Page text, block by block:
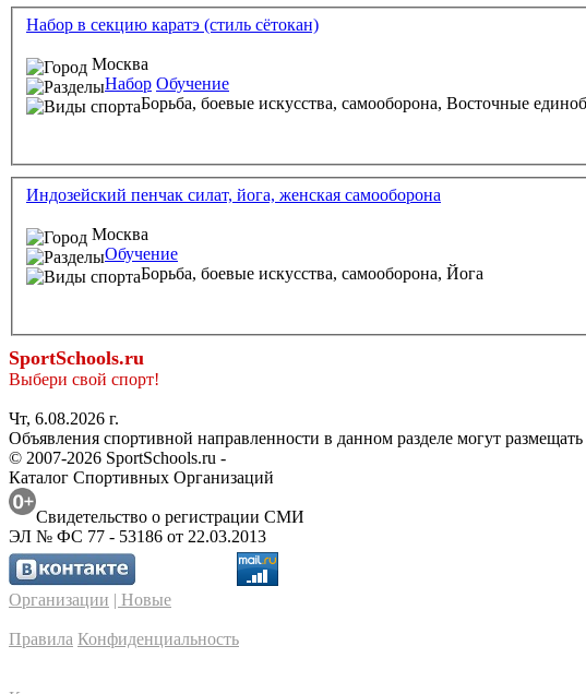
Набор в секцию каратэ (стиль сётокан)
Москва
Набор Обучение
Борьба, боевые искусства, самооборона, Восточные
Индозейский пенчак силат, йога, женская самооборона
Москва
Обучение
Борьба, боевые искусства, самооборона, Йога
SportSchools.ru
Выбери свой спорт!
Чт, 6.08.2026 г.
Объявления спортивной направленности в данном разделе могут
© 2007-2026 SportSchools.ru -
Каталог Спортивных Организаций
Свидетельство о регистрации СМИ
ЭЛ № ФС 77 - 53186 от 22.03.2013
Организации | Новые
Правила Конфиденциальность